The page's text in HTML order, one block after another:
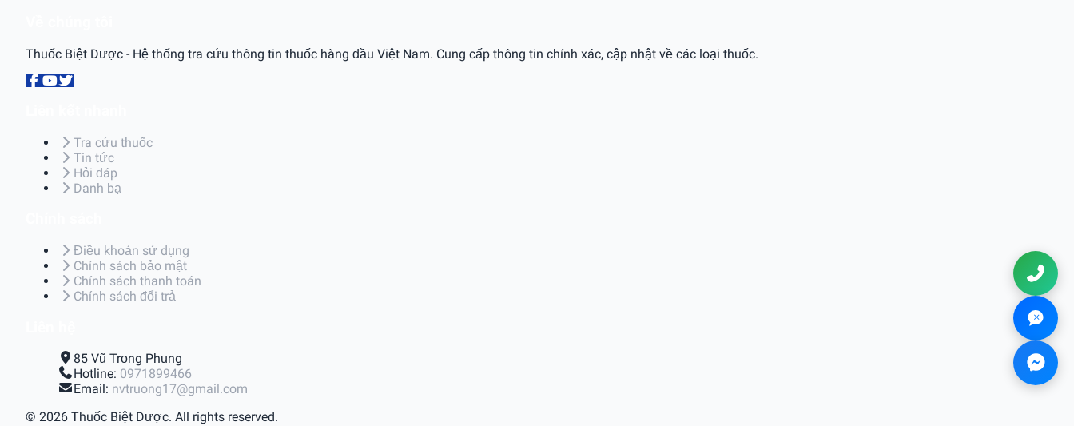
Thuốc Biệt Dược - Hệ thống tra cứu thông tin thuốc hàng đầu Việt Nam. Cung cấp thông tin chính xác, cập nhật về các loại thuốc.
Tra cứu thuốc
Tin tức
Hỏi đáp
Danh bạ
Điều khoản sử dụng
Chính sách bảo mật
Chính sách thanh toán
Chính sách đổi trả
85 Vũ Trọng Phụng
Hotline: 0971899466
Email: nvtruong17@gmail.com
© 2026 Thuốc Biệt Dược. All rights reserved.